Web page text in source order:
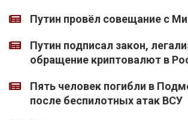
Путин провёл совещание с
Путин подписал закон,
обращение криптовалют в
Пять человек погибли в
после беспилотных атак ВСУ